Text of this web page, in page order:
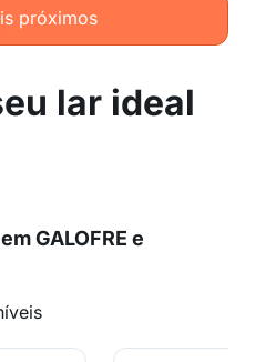
próximos
lar ideal
GALOFRE e